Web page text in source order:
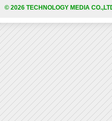
© 2026 TECHNOLOGY MEDIA